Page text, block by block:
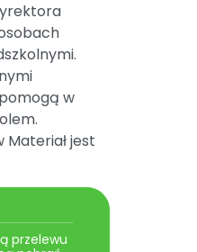
w
jest
przelewu